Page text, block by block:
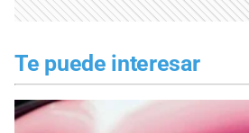
Te puede interesar